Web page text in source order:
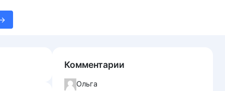
Комментарии
Ольга